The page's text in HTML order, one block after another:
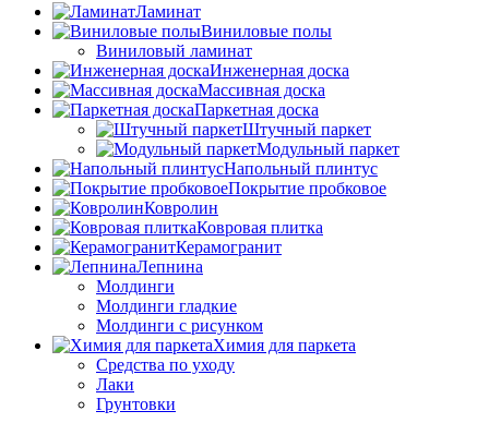
Ламинат
Виниловые полы
Виниловый ламинат
Инженерная доска
Массивная доска
Паркетная доска
Штучный паркет
Модульный паркет
Напольный плинтус
Покрытие пробковое
Ковролин
Ковровая плитка
Керамогранит
Лепнина
Молдинги
Молдинги гладкие
Молдинги с рисунком
Химия для паркета
Средства по уходу
Лаки
Грунтовки